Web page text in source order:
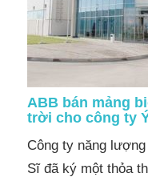
ABB bán mảng
trời cho công ty
Công ty năng
Sĩ đã ký một thỏa